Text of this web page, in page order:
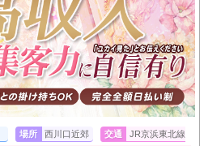
場所 西川口近郊 交通
JR京浜東北線